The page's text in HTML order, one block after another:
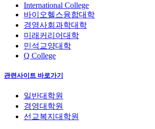
International College
바이오헬스융합대학
경영사회과학대학
미래커리어대학
민석교양대학
Q College
관련사이트 바로가기
일반대학원
경영대학원
선교복지대학원